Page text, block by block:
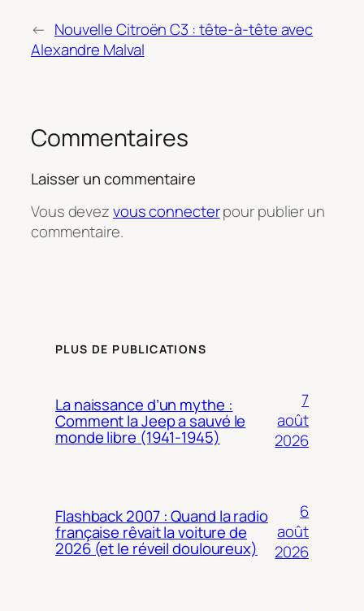
← Nouvelle Citroën C3 : tête-à-tête avec
Alexandre Malval
Commentaires
Laisser un commentaire
Vous devezvous connecterpour publier un
commentaire.
PLUS DE PUBLICATIONS
La naissance d’un mythe :
Comment la Jeep a sauvé le
monde libre (1941-1945)
7
août
2026
Flashback 2007 : Quand la radio
française rêvait la voiture de
2026 (et le réveil douloureux)
6
août
2026